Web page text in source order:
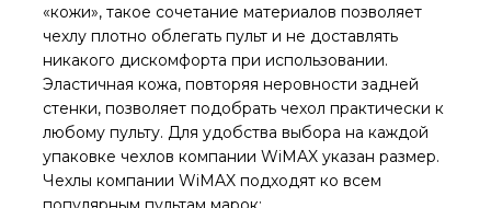
«кожи», такое сочетание материалов позволяет
чехлу плотно облегать пульт и не доставлять
никакого дискомфорта при использовании.
Эластичная кожа, повторяя неровности задней
стенки, позволяет подобрать чехол практически к
любому пульту. Для удобства выбора на каждой
упаковке чехлов компании WiMAX указан размер.
Чехлы компании WiMAX подходят ко всем